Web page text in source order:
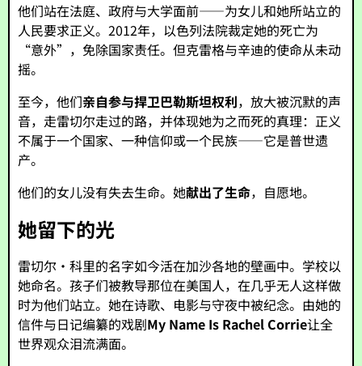
他们站在法庭、政府与大学面前——为女儿和她所站立的
人民要求正义。2012年，以色列法院裁定她的死亡为
“意外”，免除国家责任。但克雷格与辛迪的使命从未动
摇。
至今，他们亲自参与捍卫巴勒斯坦权利，放大被沉默的声
音，走雷切尔走过的路，并体现她为之而死的真理：正义
不属于一个国家、一种信仰或一个民族——它是普世遗
产。
他们的女儿没有失去生命。她献出了生命，自愿地。
她留下的光
雷切尔·科里的名字如今活在加沙各地的壁画中。学校以
她命名。孩子们被教导那位在美国人，在几乎无人这样做
时为他们站立。她在诗歌、电影与守夜中被纪念。由她的
信件与日记编纂的戏剧My Name Is Rachel Corrie让全
世界观众泪流满面。